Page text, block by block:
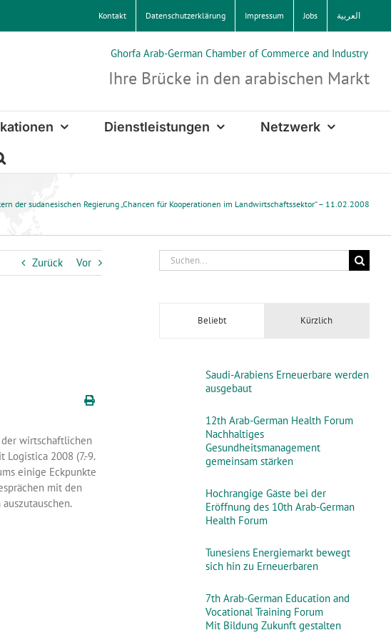
Kontakt Datenschutzerklärung Impressum Jobs العربية
Ghorfa Arab-German Chamber of Commerce and Industry
Ihre Brücke in den arabischen Markt
Dienstleistungen Netzwerk
der sudanesischen Regierung „Chancen für Kooperationen im Landwirtschaftssektor“ – 11.02.2008
Zurück Vor
der wirtschaftlichen
2008 (7.-9.
einige Eckpunkte
mit den
Suche
nach:
Beliebt Kürzlich
Saudi-Arabiens Erneuerbare werden
ausgebaut
12th Arab-German Health Forum
Nachhaltiges
Gesundheitsmanagement
gemeinsam stärken
Hochrangige Gäste bei der
Eröffnung des 10th Arab-German
Health Forum
Tunesiens Energiemarkt bewegt
sich hin zu Erneuerbaren
7th Arab-German Education and
Vocational Training Forum
Mit Bildung Zukunft gestalten